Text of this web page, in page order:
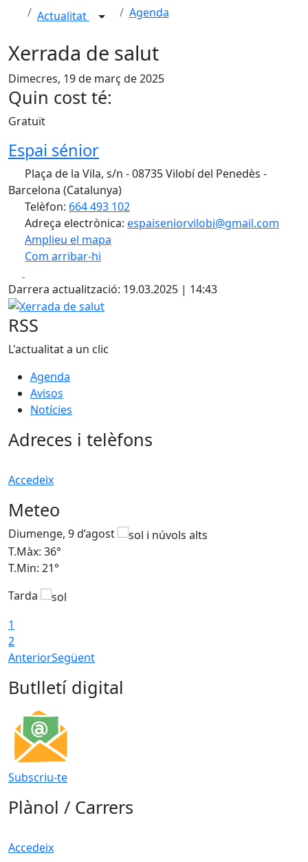
Actualitat Agenda
Xerrada de salut
Dimecres, 19 de març de 2025
Quin cost té:
Gratuït
Espai sénior
Plaça de la Vila, s/n - 08735 Vilobí del Penedès -
Barcelona (Catalunya)
Telèfon: 664 493 102
Adreça electrònica: espaiseniorvilobi@gmail.com
Amplieu el mapa
Com arribar-hi
+
−
Darrera actualització: 19.03.2025 | 14:43
Xerrada de salut
RSS
L'actualitat a un clic
Agenda
Avisos
Notícies
Adreces i telèfons
Accedeix
Meteo
Diumenge, 9 d’agost
T.Màx: 36°
T.Min: 21°
Tarda
1
2
AnteriorSegüent
Butlletí digital
Subscriu-te
Plànol / Carrers
Accedeix